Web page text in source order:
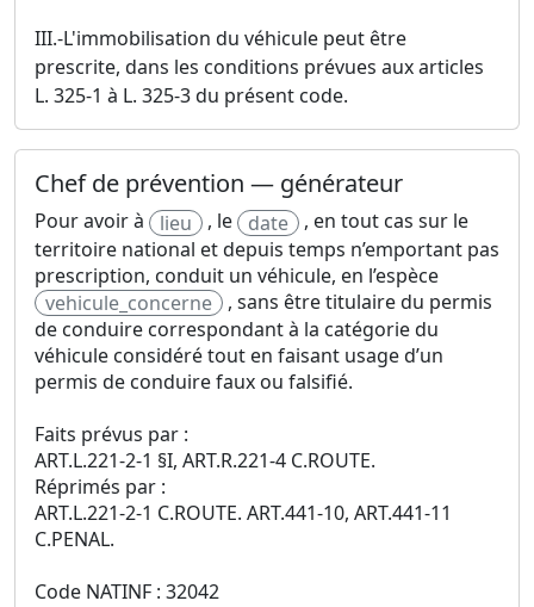
III.-L'immobilisation du véhicule peut être
prescrite, dans les conditions prévues aux articles
L. 325-1 à L. 325-3 du présent code.
Chef de prévention — générateur
Pour avoir à lieu , le date
, en tout cas sur le
territoire national et depuis temps n’emportant pas
prescription, conduit un véhicule, en l’espèce
vehicule_concerne
, sans être titulaire du permis
de conduire correspondant à la catégorie du
véhicule considéré tout en faisant usage d’un
permis de conduire faux ou falsifié.
Faits prévus par :
ART.L.221-2-1 §I, ART.R.221-4 C.ROUTE.
Réprimés par :
ART.L.221-2-1 C.ROUTE. ART.441-10, ART.441-11
C.PENAL.
Code NATINF : 32042